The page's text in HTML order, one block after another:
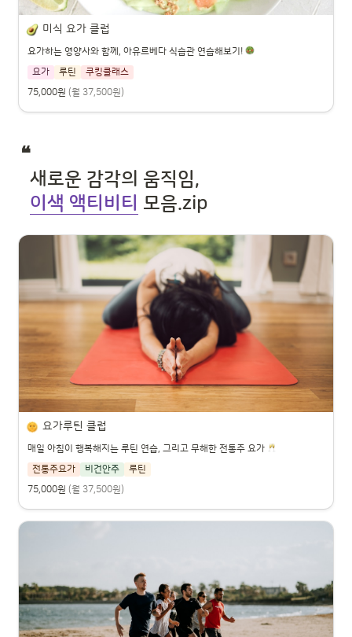
미식 요가 클럽
요가하는 영양사와 함께, 아유르베다 식습관 연습해보기!
요가
루틴
쿠킹클래스
75,000원 (월 37,500원)
❝
이색 액티비티 모음.zip
요가루틴 클럽
매일 아침이 행복해지는 루틴 연습, 그리고 무해한 전통주 요가
전통주요가
비건안주
루틴
75,000원 (월 37,500원)